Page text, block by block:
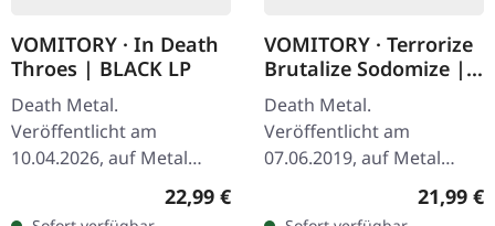
VOMITORY · In Death
Throes | BLACK LP
Death Metal.
Veröffentlicht am
10.04.2026, auf Metal
Blade Records. Schwarzes
Vinyl im Standard-Cover
Regulärer Preis:
22,99 €
VOMITORY · Terrorize
Brutalize Sodomize |
BLACK LP
Death Metal.
Veröffentlicht am
07.06.2019, auf Metal
Blade Records. Schwarzes
Vinyl mit Insert, Poster.
21,99 €